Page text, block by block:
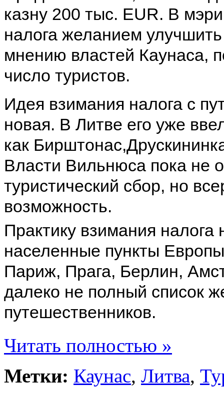
казну 200 тыс. EUR. В
налога желанием
мнению властей Каунаса,
число туристов.
Идея взимания налога с
новая. В Литве его уже
как
Власти Вильнюса пока не
туристический сбор, но
возможность.
Практику взимания
населенные пункты
Париж, Прага, Берлин,
далеко не полный список
путешественников.
Читать полностью »
Метки: Каунас, Литва,